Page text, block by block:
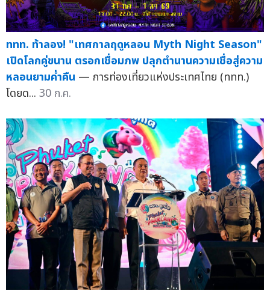
ททท. ท้าลอง! "เทศกาลฤดูหลอน Myth Night Season"
เปิดโลกคู่ขนาน ตรอกเชื่อมภพ ปลุกตำนานความเชื่อสู่ความ
หลอนยามค่ำคืน — การท่องเที่ยวแห่งประเทศไทย (ททท.)
โดยด... 30 ก.ค.